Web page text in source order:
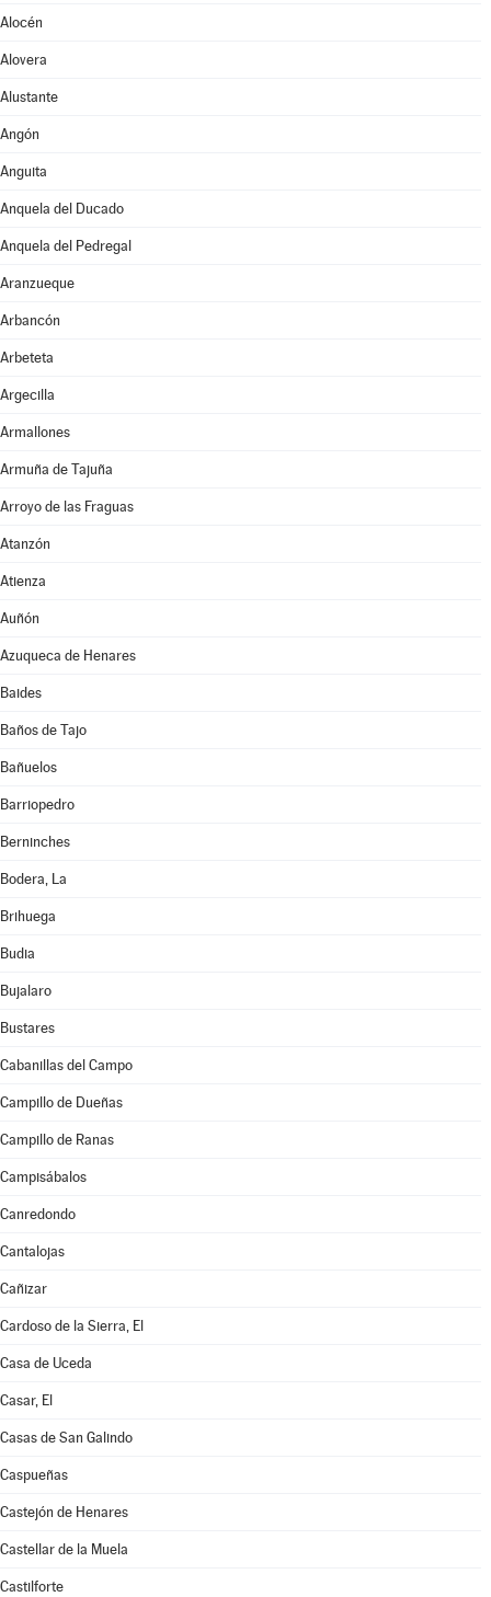
Alocén
Alovera
Alustante
Angón
Anguita
Anquela del Ducado
Anquela del Pedregal
Aranzueque
Arbancón
Arbeteta
Argecilla
Armallones
Armuña de Tajuña
Arroyo de las Fraguas
Atanzón
Atienza
Auñón
Azuqueca de Henares
Baides
Baños de Tajo
Bañuelos
Barriopedro
Berninches
Bodera, La
Brihuega
Budia
Bujalaro
Bustares
Cabanillas del Campo
Campillo de Dueñas
Campillo de Ranas
Campisábalos
Canredondo
Cantalojas
Cañizar
Cardoso de la Sierra, El
Casa de Uceda
Casar, El
Casas de San Galindo
Caspueñas
Castejón de Henares
Castellar de la Muela
Castilforte